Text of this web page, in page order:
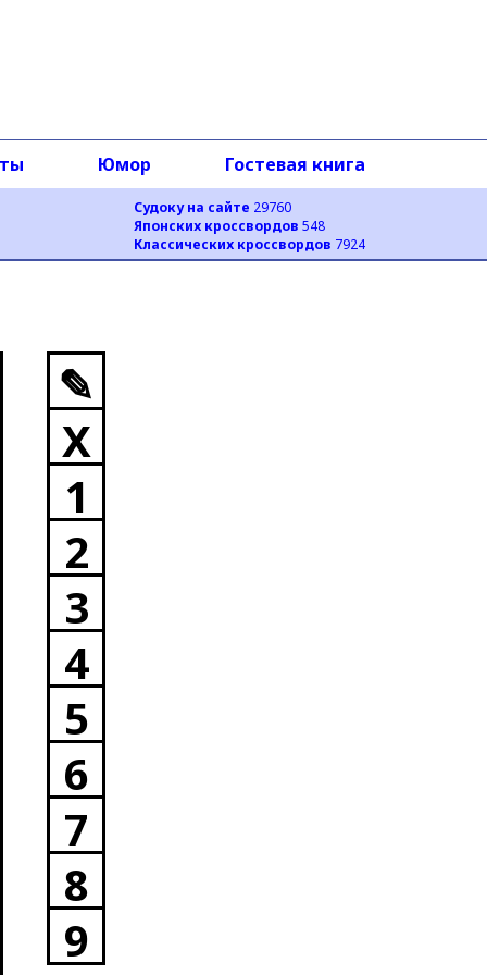
Судоку на сайте 29760
Японских кроссвордов 548
Классических кроссвордов 7924
Юмор Гостевая книга
✎
X
1
2
3
4
5
6
7
8
9